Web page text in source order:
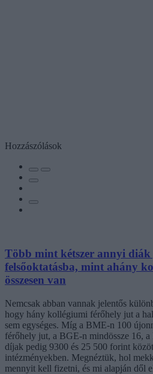
Hozzászólások
Több mint kétszer annyi diák
felsőoktatásba, mint ahány
összesen van
Nemcsak abban vannak jelentős
hogy hány kollégiumi férőhely jut a
sem egységes. Míg a BME-n 100
férőhely jut, a BGE-n mindössze 16,
díjak pedig 9300 és 25 500 forint
intézményekben. Megnéztük, hol
mennyit kell fizetni, és mi alapján dől